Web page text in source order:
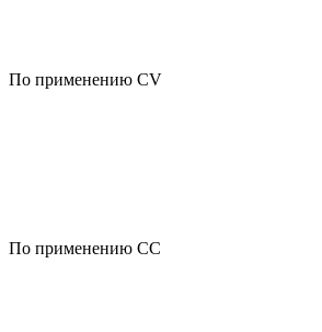
По применению CV
По применению CC